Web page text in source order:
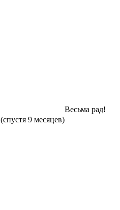
(спустя 9 месяцев)
Весьма рад!